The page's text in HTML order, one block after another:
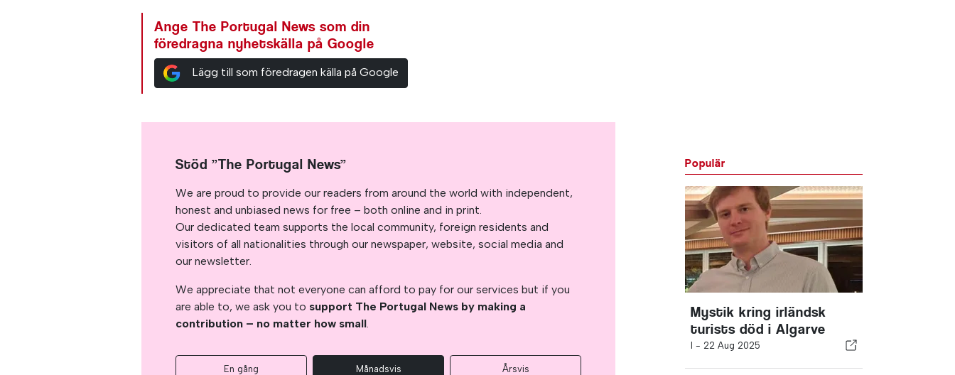
Ange The Portugal News som din
föredragna nyhetskälla på Google
Lägg till som föredragen källa på Google
Stöd ”The Portugal News”
We are proud to provide our readers from around the world with independent,
honest and unbiased news for free – both online and in print.
Our dedicated team supports the local community, foreign residents and
visitors of all nationalities through our newspaper, website, social media and
our newsletter.
We appreciate that not everyone can afford to pay for our services but if you
are able to, we ask you to support The Portugal News by making a
contribution – no matter how small.
En gång Månadsvis Årsvis
Populär
Mystik kring irländsk
turists död i Algarve
I - 22 Aug 2025